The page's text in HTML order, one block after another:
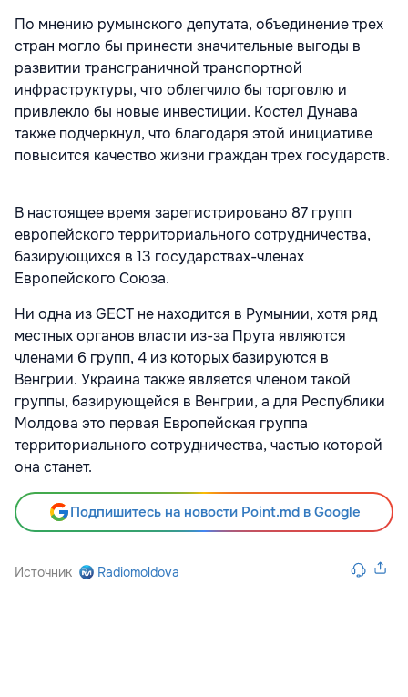
По мнению румынского депутата, объединение трех
стран могло бы принести значительные выгоды в
развитии трансграничной транспортной
инфраструктуры, что облегчило бы торговлю и
привлекло бы новые инвестиции. Костел Дунава
также подчеркнул, что благодаря этой инициативе
повысится качество жизни граждан трех государств.
В настоящее время зарегистрировано 87 групп
европейского территориального сотрудничества,
базирующихся в 13 государствах-членах
Европейского Союза.
Ни одна из GECT не находится в Румынии, хотя ряд
местных органов власти из-за Прута являются
членами 6 групп, 4 из которых базируются в
Венгрии. Украина также является членом такой
группы, базирующейся в Венгрии, а для Республики
Молдова это первая Европейская группа
территориального сотрудничества, частью которой
она станет.
Подпишитесь на новости Point.md в Google
Источник Radiomoldova